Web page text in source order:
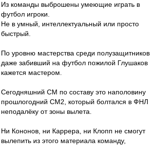
Из команды выброшены умеющие играть в
футбол игроки.
Не в умный, интеллектуальный или просто
быстрый.
По уровню мастерства среди полузащитников
даже забивший на футбол пожилой Глушаков
кажется мастером.
Сегодняшний СМ по составу это наполовину
прошлогодний СМ2, который болтался в ФНЛ
неподалёку от зоны вылета.
Ни Кононов, ни Каррера, ни Клопп не смогут
вылепить из этого материала команду,